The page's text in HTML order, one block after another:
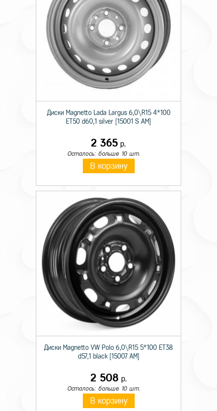
Диски Magnetto Lada Largus 6,0\R15 4*100
ET50 d60,1 silver [15001 S AM]
2 365 р.
Осталось: больше 10 шт.
В корзину
Диски Magnetto VW Polo 6,0\R15 5*100 ET38
d57,1 black [15007 AM]
2 508 р.
Осталось: больше 10 шт.
В корзину